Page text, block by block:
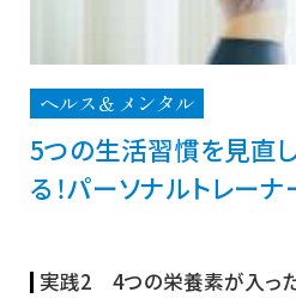
ヘルス＆メンタル
5つの生活習慣を見直
る！パーソナルトレー
実践2 4つの栄養素が入っ